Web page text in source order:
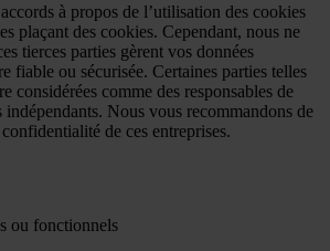
à propos de l’utilisation des cookies
plaçant des cookies. Cependant, nous ne
tierces parties gèrent vos données
fiable ou sécurisée. Certaines parties telles
considérées comme des responsables de
indépendants. Nous vous recommandons de
de ces entreprises.
ou fonctionnels